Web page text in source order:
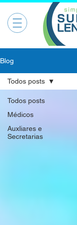
Blog
Todos posts
Médicos
Auxliares e
Secretarias
Todos posts